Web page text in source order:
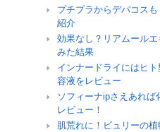
プチプラからデパコス
紹介
効果なし？リアムール
みた結果
インナードライにはヒ
容液をレビュー
ソフィーナipさえあれ
レビュー！
肌荒れに！ビュリーの